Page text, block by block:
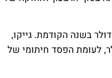
גייקו,
רכב עברה לרווח חיתומי של 703 מיליון דולר, לעומת הפסד חיתומי של